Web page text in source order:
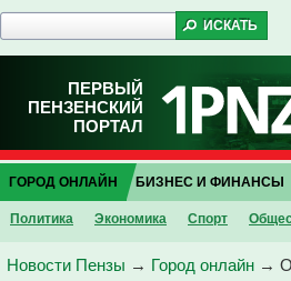
ПЕРВЫЙ
ПЕНЗЕНСКИЙ
ПОРТАЛ
ГОРОД ОНЛАЙН
Политика Экономика Спорт
БИЗНЕС И ФИНАНСЫ
Новости Пензы → Город онлайн →